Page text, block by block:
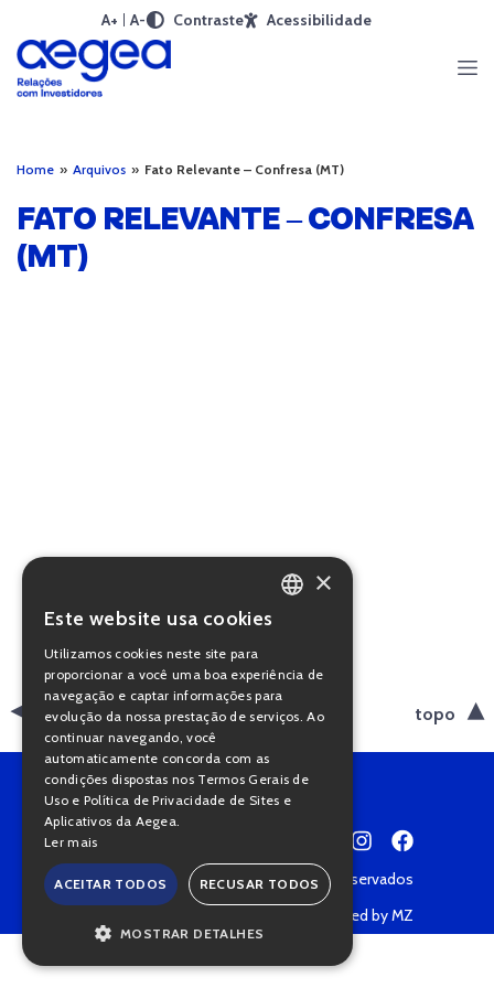
A+ A- Contraste Acessibilidade
Home » Arquivos » Fato Relevante – Confresa (MT)
FATO RELEVANTE – CONFRESA
(MT)
voltar topo
Copyright © 2022 • Todos os direitos reservados
Powered by MZ
PORTUGUESE
×
Este website usa cookies
Utilizamos cookies neste site para
proporcionar a você uma boa experiência de
navegação e captar informações para
evolução da nossa prestação de serviços. Ao
continuar navegando, você
automaticamente concorda com as
condições dispostas nos Termos Gerais de
Uso e Política de Privacidade de Sites e
Aplicativos da Aegea.
Ler mais
ACEITAR TODOS RECUSAR TODOS
MOSTRAR DETALHES